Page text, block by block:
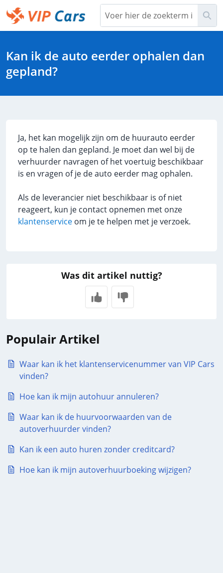
Overslaan
en
naar
Kan ik de auto eerder ophalen dan
gepland?
Ja, het kan mogelijk zijn om de huurauto eerder
op te halen dan gepland. Je moet dan wel bij de
verhuurder navragen of het voertuig beschikbaar
is en vragen of je de auto eerder mag ophalen.
Als de leverancier niet beschikbaar is of niet
reageert, kun je contact opnemen met onze
klantenservice om je te helpen met je verzoek.
Was dit artikel nuttig?
Populair Artikel
Waar kan ik het klantenservicenummer van VIP Cars
vinden?
Hoe kan ik mijn autohuur annuleren?
Waar kan ik de huurvoorwaarden van de
autoverhuurder vinden?
Kan ik een auto huren zonder creditcard?
Hoe kan ik mijn autoverhuurboeking wijzigen?